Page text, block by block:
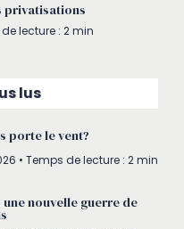
privatisations
lecture : 2 min
lus
porte le vent?
• Temps de lecture : 2 min
une nouvelle guerre de